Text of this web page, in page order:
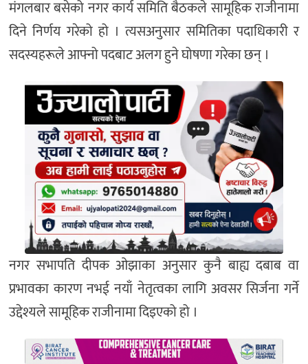
मंगलबार बसेको नगर कार्य समिति बैठकले सामूहिक राजीनामा
दिने निर्णय गरेको हो । त्यसअनुसार समितिका पदाधिकारी र
सदस्यहरूले आफ्नो पदबाट अलग हुने घोषणा गरेका छन् ।
नगर सभापति दीपक ओझाका अनुसार कुनै बाह्य दबाब वा
प्रभावका कारण नभई नयाँ नेतृत्वका लागि अवसर सिर्जना गर्ने
उद्देश्यले सामूहिक राजीनामा दिइएको हो ।